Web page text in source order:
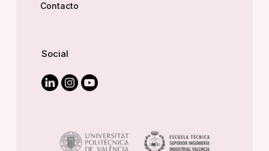
Contacto
Social